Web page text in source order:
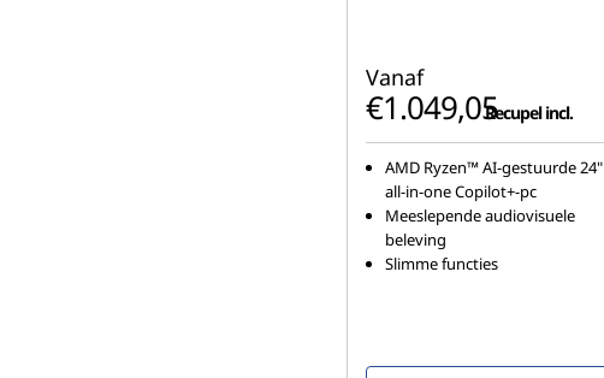
Vanaf
€1.049,05Recupel incl.
AMD Ryzen™ AI-gestuurde 24"
all-in-one Copilot+-pc
Meeslepende audiovisuele
beleving
Slimme functies